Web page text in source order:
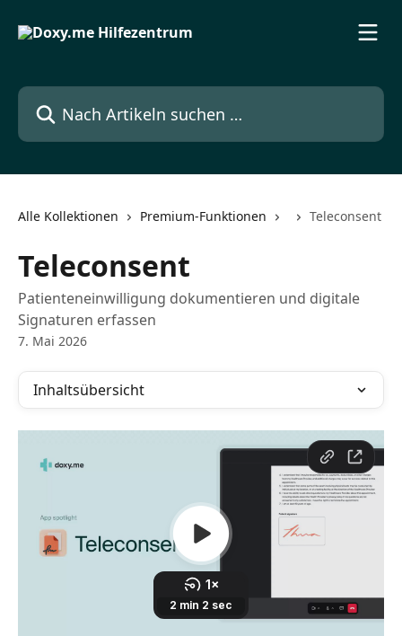
Nach Artikeln suchen …
Alle Kollektionen Premium-Funktionen Teleconsent
Teleconsent
Patienteneinwilligung dokumentieren und digitale
Signaturen erfassen
7. Mai 2026
Inhaltsübersicht